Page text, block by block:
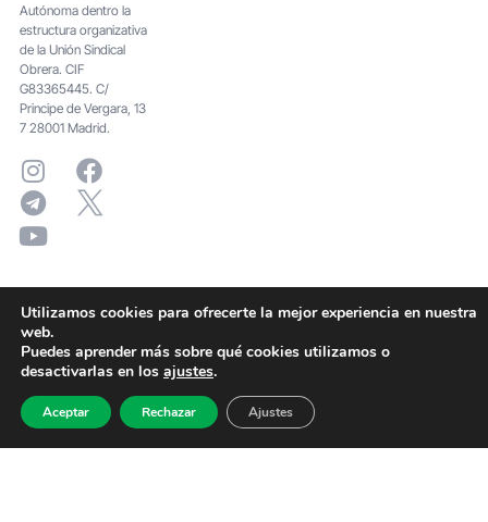
Autónoma dentro la
estructura organizativa
de la Unión Sindical
Obrera. CIF
G83365445. C/
Principe de Vergara, 13
7 28001 Madrid.
Utilizamos cookies para ofrecerte la mejor experiencia en nuestra
web.
Puedes aprender más sobre qué cookies utilizamos o
desactivarlas en los ajustes.
Aceptar Rechazar Ajustes